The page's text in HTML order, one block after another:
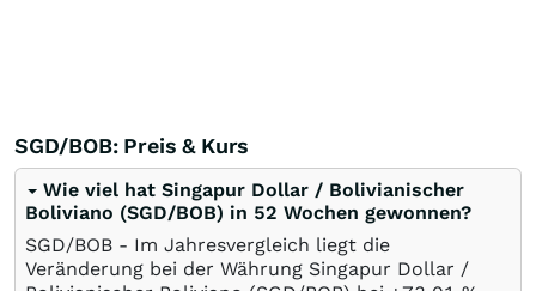
SGD/BOB: Preis & Kurs
Wie viel hat Singapur Dollar / Bolivianischer
Boliviano (SGD/BOB) in 52 Wochen gewonnen?
SGD/BOB - Im Jahresvergleich liegt die
Veränderung bei der Währung Singapur Dollar /